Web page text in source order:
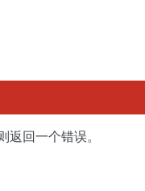
返回一个错误。